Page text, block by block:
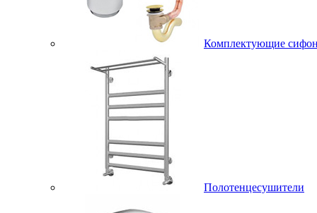
Комплектующие
Полотенцесушители